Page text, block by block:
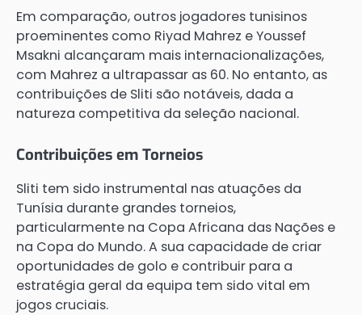
Em comparação, outros jogadores tunisinos
proeminentes como Riyad Mahrez e Youssef
Msakni alcançaram mais internacionalizações,
com Mahrez a ultrapassar as 60. No entanto, as
contribuições de Sliti são notáveis, dada a
natureza competitiva da seleção nacional.
Contribuições em Torneios
Sliti tem sido instrumental nas atuações da
Tunísia durante grandes torneios,
particularmente na Copa Africana das Nações e
na Copa do Mundo. A sua capacidade de criar
oportunidades de golo e contribuir para a
estratégia geral da equipa tem sido vital em
jogos cruciais.